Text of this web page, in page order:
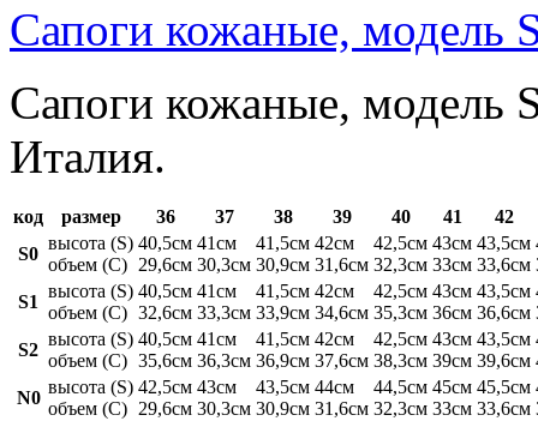
Сапоги кожаные, модель
Сапоги кожаные, модель
Италия.
код размер 36 37 38 39 40 41
42
S0
высота (S)
объем (C)
40,5см
29,6см
41см
30,3см
41,5см
30,9см
42см
31,6см
42,5см
32,3см
43см
33см
43,5см
33,6см
S1
высота (S)
объем (C)
40,5см
32,6см
41см
33,3см
41,5см
33,9см
42см
34,6см
42,5см
35,3см
43см
36см
43,5см
36,6см
S2
высота (S)
объем (C)
40,5см
35,6см
41см
36,3см
41,5см
36,9см
42см
37,6см
42,5см
38,3см
43см
39см
43,5см
39,6см
N0
высота (S)
объем (C)
42,5см
29,6см
43см
30,3см
43,5см
30,9см
44см
31,6см
44,5см
32,3см
45см
33см
45,5см
33,6см